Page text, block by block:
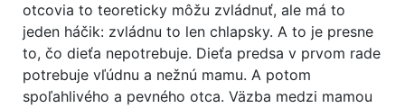
otcovia to teoreticky môžu zvládnuť, ale má to
jeden háčik: zvládnu to len chlapsky. A to je presne
to, čo dieťa nepotrebuje. Dieťa predsa v prvom rade
potrebuje vľúdnu a nežnú mamu. A potom
spoľahlivého a pevného otca. Väzba medzi mamou